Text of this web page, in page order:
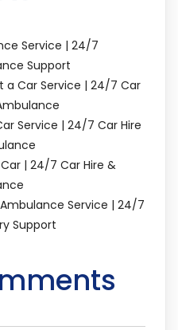
Service | 24/7
Support
a Car Service | 24/7 Car
Service | 24/7 Car Hire
| 24/7 Car Hire &
Ambulance Service | 24/7
Support